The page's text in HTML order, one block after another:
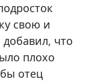
свою и
что
плохо
отец